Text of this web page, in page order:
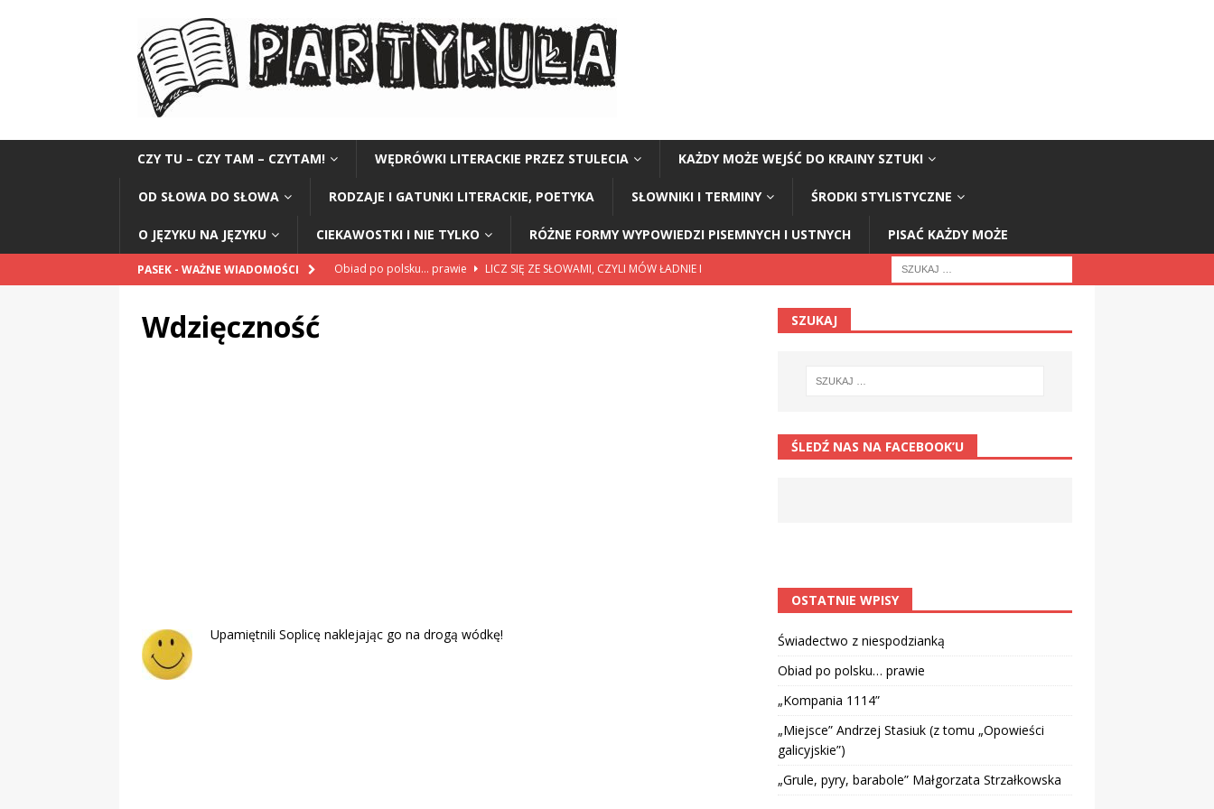
CZY TU – CZY TAM – CZYTAM! WĘDRÓWKI LITERACKIE PRZEZ STULECIA KAŻDY MOŻE WEJŚĆ DO KRAINY SZTUKI
OD SŁOWA DO SŁOWA RODZAJE I GATUNKI LITERACKIE, POETYKA SŁOWNIKI I TERMINY ŚRODKI STYLISTYCZNE
O JĘZYKU NA JĘZYKU CIEKAWOSTKI I NIE TYLKO RÓŻNE FORMY WYPOWIEDZI PISEMNYCH I USTNYCH PISAĆ KAŻDY MOŻE
PASEK - WAŻNE WIADOMOŚCI Obiad po polsku… prawie
LICZ SIĘ ZE SŁOWAMI, CZYLI MÓW ŁADNIE I
Wdzięczność
Upamiętnili Soplicę naklejając go na drogą wódkę!
SZUKAJ
ŚLEDŹ NAS NA FACEBOOK’U
OSTATNIE WPISY
Świadectwo z niespodzianką
Obiad po polsku… prawie
„Kompania 1114”
„Miejsce” Andrzej Stasiuk (z tomu „Opowieści
galicyjskie”)
„Grule, pyry, barabole” Małgorzata Strzałkowska